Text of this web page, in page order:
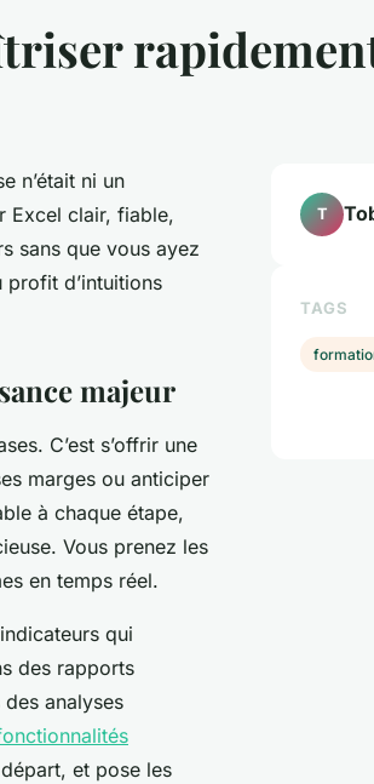
n’était ni un
Excel clair, fiable,
sans que vous ayez
d’intuitions
majeur
C’est s’offrir une
marges ou anticiper
à chaque étape,
Vous prenez les
en temps réel.
qui
des rapports
analyses
et pose les
T
TAGS